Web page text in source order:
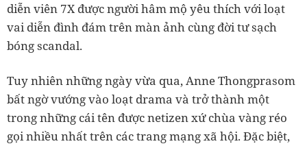
diễn viên 7X được người hâm mộ yêu thích với loạt
vai diễn đình đám trên màn ảnh cùng đời tư sạch
bóng scandal.
Tuy nhiên những ngày vừa qua, Anne Thongprasom
bất ngờ vướng vào loạt drama và trở thành một
trong những cái tên được netizen xứ chùa vàng réo
gọi nhiều nhất trên các trang mạng xã hội. Đặc biệt,